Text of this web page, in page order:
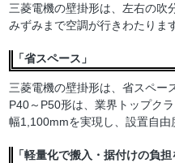
三菱電機の壁掛形は、左右の吹
みずみまで空調が行きわたりま
「省スペース」
三菱電機の壁掛形は、省スペー
P40～P50形は、業界トップク
幅1,100mmを実現し、設置自由
「軽量化で搬入・据付けの負担